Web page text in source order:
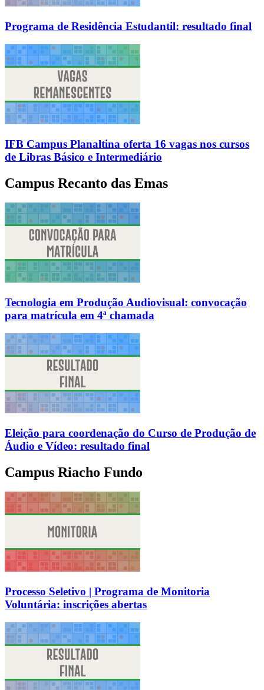
Programa de Residência Estudantil: resultado final
IFB Campus Planaltina oferta 16 vagas nos cursos
de Libras Básico e Intermediário
Campus Recanto das Emas
Tecnologia em Produção Audiovisual: convocação
para matrícula em 4ª chamada
Eleição para coordenação do Curso de Produção de
Áudio e Vídeo: resultado final
Campus Riacho Fundo
Processo Seletivo | Programa de Monitoria
Voluntária: inscrições abertas